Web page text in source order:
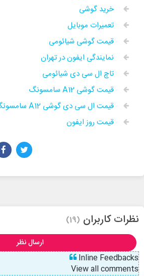
خرید گوشی
تعمیرات موبایل
قیمت گوشی شیائومی
نمایندگی ایفون در تهران
تاچ ال سی دی شیائومی
قیمت گوشی A12 سامسونگ
قیمت ال سی دی گوشی A12 سامسونگ
قيمت روز ايفون
نظرات کاربران (19)
ارسال نظر
Inline Feedbacks
View all comments